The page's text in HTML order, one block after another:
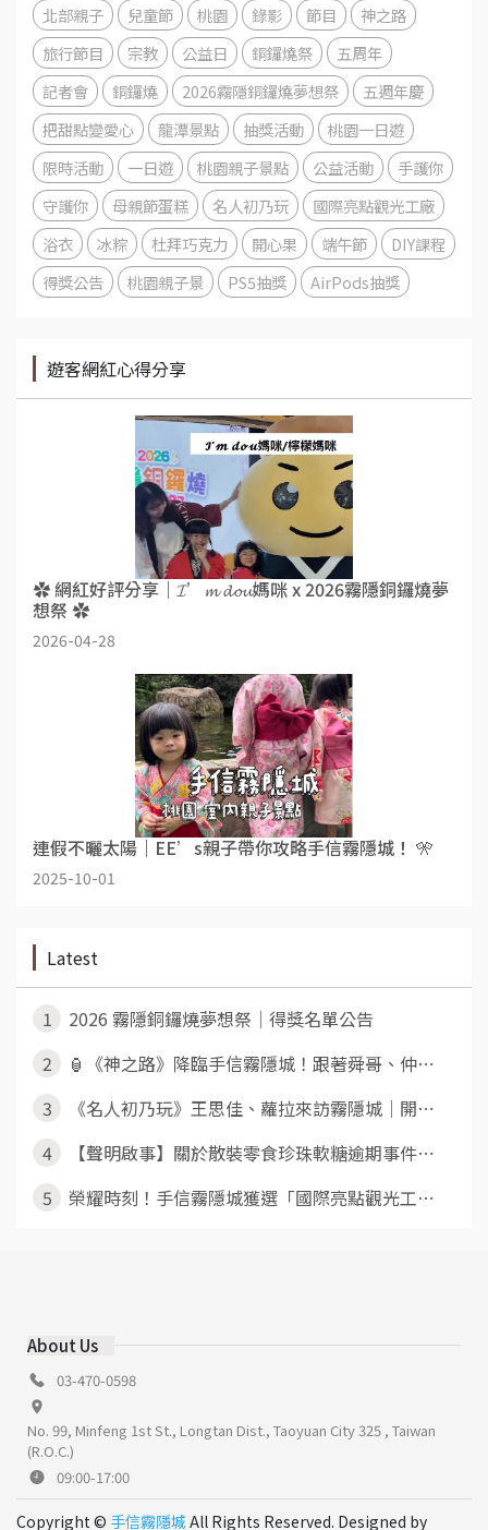
北部親子
兒童節 桃園 錄影 節目
神之路
旅行節目
宗教 公益日 銅鑼燒祭
五周年
記者會
銅鑼燒 2026霧隱銅鑼燒夢想祭
五週年慶
把甜點變愛心
龍潭景點 抽獎活動
桃園一日遊
限時活動
一日遊 桃園親子景點 公益活動
手護你
守護你
母親節蛋糕 名人初乃玩
國際亮點觀光工廠
浴衣
冰粽 杜拜巧克力 開心果 端午節
DIY課程
得獎公告
桃園親子景 PS5抽獎 AirPods抽獎
遊客網紅心得分享
✿ 網紅好評分享｜𝓘’𝓶 𝓭𝓸𝓾媽咪 x 2026霧隱銅鑼燒夢
想祭 ✿
2026-04-28
連假不曬太陽｜EE’s親子帶你攻略手信霧隱城！ 🎌
2025-10-01
Latest
1
2026 霧隱銅鑼燒夢想祭｜得獎名單公告
2
🏮《神之路》降臨手信霧隱城！跟著舜哥、仲⋯
3
《名人初乃玩》王思佳、蘿拉來訪霧隱城｜開⋯
4
【聲明啟事】關於散裝零食珍珠軟糖逾期事件⋯
5
榮耀時刻！手信霧隱城獲選「國際亮點觀光工⋯
About Us
03-470-0598
No. 99, Minfeng 1st St., Longtan Dist., Taoyuan City 325 , Taiwan
(R.O.C.)
09:00-17:00
Copyright © 手信霧隱城 All Rights Reserved. Designed by